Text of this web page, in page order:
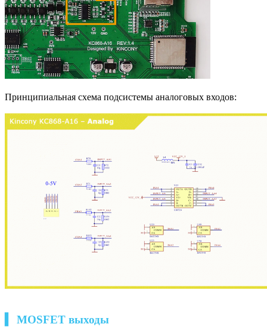
Принципиальная схема подсистемы аналоговых входов:
▍ MOSFET выходы